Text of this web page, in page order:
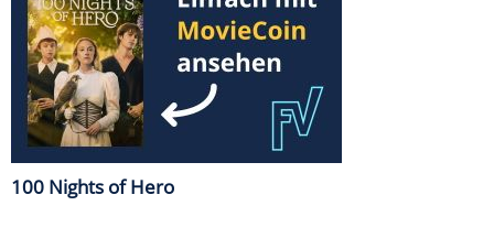
100 Nights of Hero